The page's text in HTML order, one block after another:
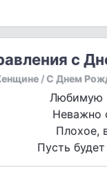
с
/ С Днем
Любимую
Неважно
Плохое,
Пусть